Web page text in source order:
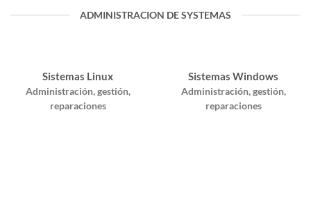
ADMINISTRACION DE SYSTEMAS
Sistemas Linux
Administración, gestión,
reparaciones
Sistemas Windows
Administración, gestión,
reparaciones